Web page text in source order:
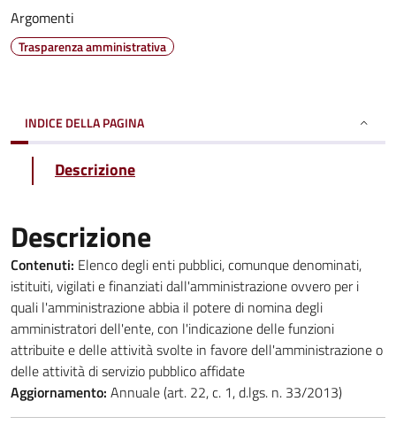
Argomenti
Trasparenza amministrativa
INDICE DELLA PAGINA
Descrizione
Descrizione
Contenuti: Elenco degli enti pubblici, comunque denominati,
istituiti, vigilati e finanziati dall'amministrazione ovvero per i
quali l'amministrazione abbia il potere di nomina degli
amministratori dell'ente, con l'indicazione delle funzioni
attribuite e delle attività svolte in favore dell'amministrazione o
delle attività di servizio pubblico affidate
Aggiornamento: Annuale (art. 22, c. 1, d.lgs. n. 33/2013)